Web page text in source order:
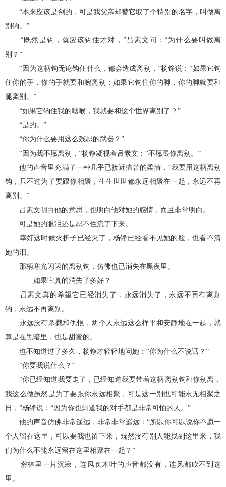
“本来应该是剑的，可是我父亲却替它取了个特别的名字，叫做离
别钩。”
“既然是钩，就应该钩住才对，”吕素文问：“为什么要叫做离
别？”
“因为这柄钩无论钩住什么，都会造成离别，”杨铮说：“如果它钩
住你的手，你的手就要和腕离别；如果它钩住你的脚，你的脚就要和
腿离别。”
“如果它钩住我的咽喉，我就要和这个世界离别了？”
“是的。”
“你为什么要用这么残忍的武器？”
“因为我不愿离别，”杨铮凝视着吕素文：“不愿跟你离别。”
他的声音里充满了一种几乎已接近痛苦的柔情，“我要用这柄离别
钩，只不过为了要跟你相聚，生生世世都永远相聚在一起，永远不再
离别。”
吕素文明白他的意思，也明白他对她的感情，而且非常明白。
可是她的眼泪还是忍不住流了下来。
幸好这时候火折子已经灭了，杨铮已经看不见她的脸，也看不清
她的泪。
那柄寒光闪闪的离别钩，仿佛也已消失在黑夜里。
——如果它真的消失了多好？
吕素文真的希望它已经消失了，永远消失了，永远不再有离别
钩，永远不再离别。
永远没有杀戮和仇恨，两个人永远这么样平和安静地在一起，就
算是在黑暗里，也是甜蜜的。
也不知道过了多久，杨铮才轻轻地问她：“你为什么不说话？”
“你要我说什么？”
“你已经知道我要走了，已经知道我要带着这柄离别钩和你别离，
我这么做虽然是为了要跟你永远相聚，可是这一别也可能永无相聚之
日，”杨铮说：“因为你也知道我的对手都是非常可怕的人。”
他的声音仿佛非常遥远，非常非常遥远：“所以你可以说你不愿一
个人留在这里，可以要我也留下来，既然没有别人能找到这里来，我
们为什么不能永远留在这里相聚在一起？”
密林里一片沉寂，连风吹木叶的声音都没有，连风都吹不到这
里。